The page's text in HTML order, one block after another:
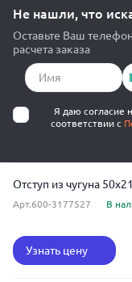
Не нашли, что
Оставьте Ваш
расчета заказа
Я даю согласие
соответствии с
Отступ из чугуна
Арт.600-3177527 В
Узнать цену